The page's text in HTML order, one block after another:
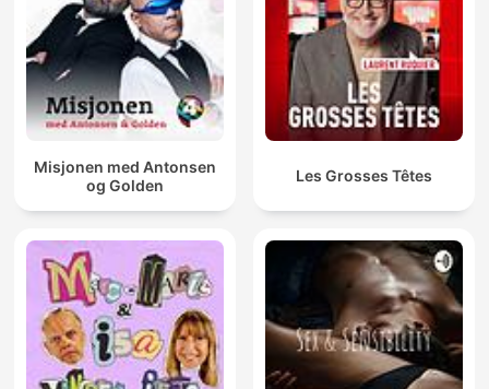
Misjonen med Antonsen
og Golden
Les Grosses Têtes